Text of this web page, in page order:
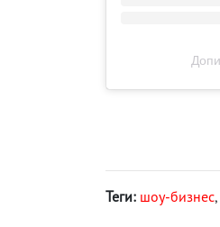
Теги: шоу-бизнес,